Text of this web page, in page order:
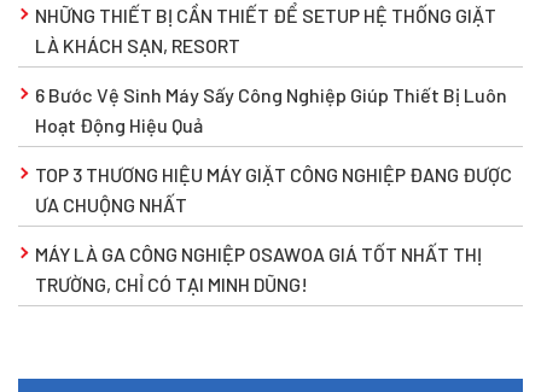
NHỮNG THIẾT BỊ CẦN THIẾT ĐỂ SETUP HỆ THỐNG GIẶT
LÀ KHÁCH SẠN, RESORT
6 Bước Vệ Sinh Máy Sấy Công Nghiệp Giúp Thiết Bị Luôn
Hoạt Động Hiệu Quả
TOP 3 THƯƠNG HIỆU MÁY GIẶT CÔNG NGHIỆP ĐANG ĐƯỢC
ƯA CHUỘNG NHẤT
MÁY LÀ GA CÔNG NGHIỆP OSAWOA GIÁ TỐT NHẤT THỊ
TRƯỜNG, CHỈ CÓ TẠI MINH DŨNG!